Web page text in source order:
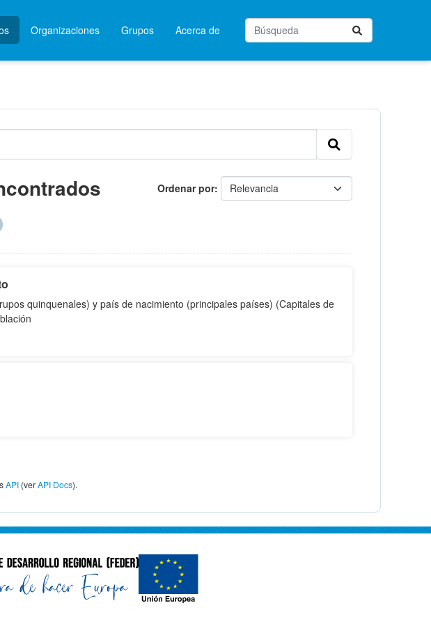
Organizaciones Grupos Acerca de
Ordenar por
quinquenales) y país de nacimiento (principales países) (Capitales de
API(verAPI Docs).